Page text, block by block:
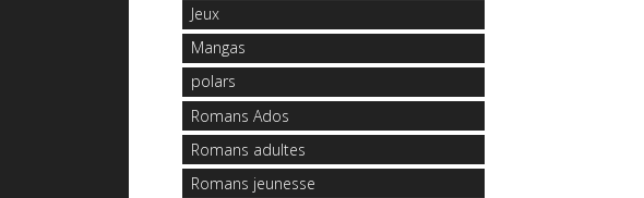
Jeux
Mangas
polars
Romans Ados
Romans adultes
Romans jeunesse